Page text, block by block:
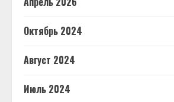
Октябрь 2024
Август 2024
Июль 2024